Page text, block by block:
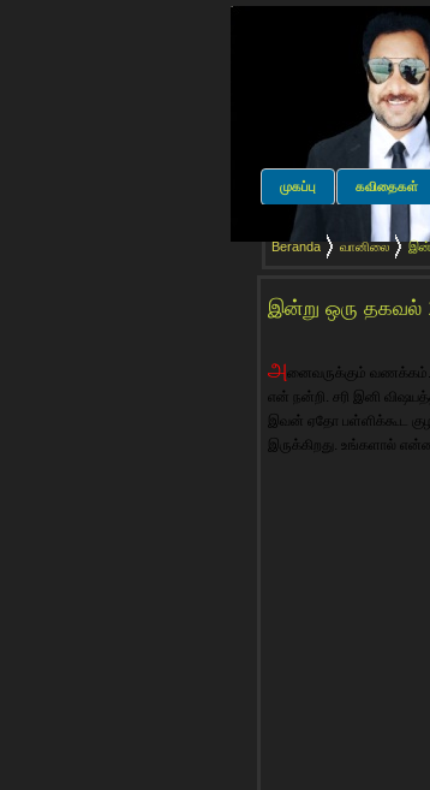
முகப்பு கவிதைகள்
Beranda வானிலை
இன்று ஒரு தகவல்
அனைவருக்கும் வணக்கம்.
என் நன்றி. சரி இனி
இவன் ஏதோ பள்ளிக்கூட
இருக்கிறது. உங்களால்